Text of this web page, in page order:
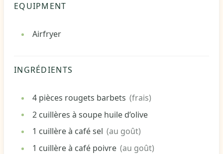
EQUIPMENT
Airfryer
INGRÉDIENTS
4 pièces rougets barbets (frais)
2 cuillères à soupe huile d’olive
1 cuillère à cafésel (au goût)
1 cuillère à café poivre (au goût)